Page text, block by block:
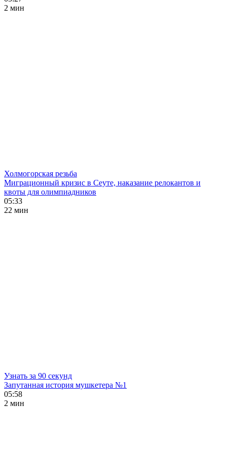
2 мин
Холмогорская резьба
Миграционный кризис в Сеуте, наказание релокантов и
квоты для олимпиадников
05:33
22 мин
Узнать за 90 секунд
Запутанная история мушкетера №1
05:58
2 мин